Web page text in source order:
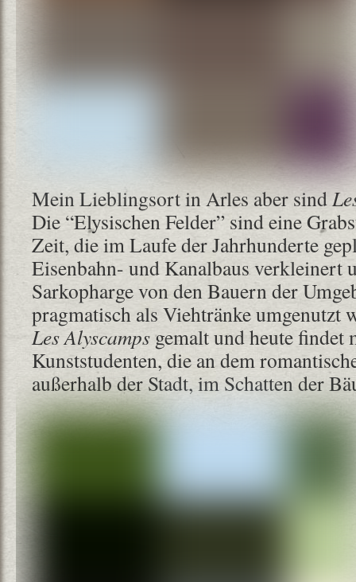
Mein Lieblingsort in Arles aber sind
Die “Elysischen Felder” sind eine
Zeit, die im Laufe der Jahrhunderte
Eisenbahn- und Kanalbaus verkleinert
Sarkopharge von den Bauern der
pragmatisch als Viehtränke umgenutzt
Les Alyscampsgemalt und heute findet
Kunststudenten, die an dem
außerhalb der Stadt, im Schatten der